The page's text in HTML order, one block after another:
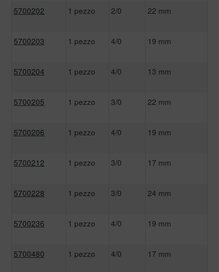
5700202 1 pezzo 2/0 22 mm
5700203 1 pezzo 4/0 19 mm
5700204 1 pezzo 4/0 13 mm
5700205 1 pezzo 3/0 22 mm
5700206 1 pezzo 4/0 19 mm
5700212 1 pezzo 3/0 17 mm
5700228 1 pezzo 3/0 24 mm
5700236 1 pezzo 4/0 19 mm
5700480 1 pezzo 4/0 17 mm